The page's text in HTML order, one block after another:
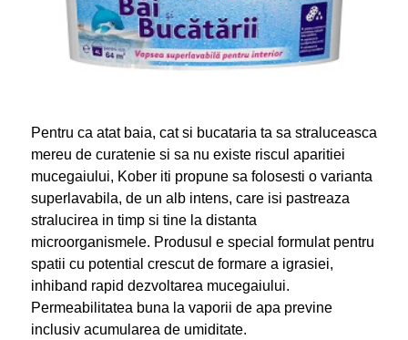
Pentru ca atat baia, cat si bucataria ta sa straluceasca
mereu de curatenie si sa nu existe riscul aparitiei
mucegaiului, Kober iti propune sa folosesti o varianta
superlavabila, de un alb intens, care isi pastreaza
stralucirea in timp si tine la distanta
microorganismele. Produsul e special formulat pentru
spatii cu potential crescut de formare a igrasiei,
inhiband rapid dezvoltarea mucegaiului.
Permeabilitatea buna la vaporii de apa previne
inclusiv acumularea de umiditate.